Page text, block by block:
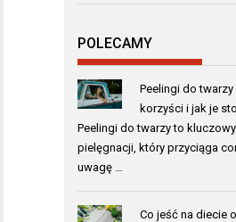
POLECAMY
Peelingi do twarzy
korzyści i jak je
Peelingi do twarzy to
pielęgnacji, który przyciąga
uwagę …
Co jeść na diecie